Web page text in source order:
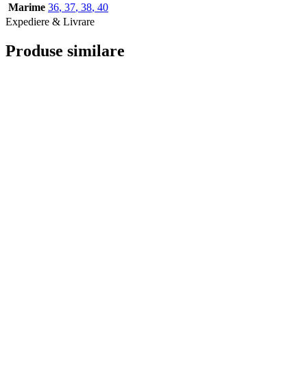
Marime 36, 37, 38, 40
Expediere & Livrare
Produse similare